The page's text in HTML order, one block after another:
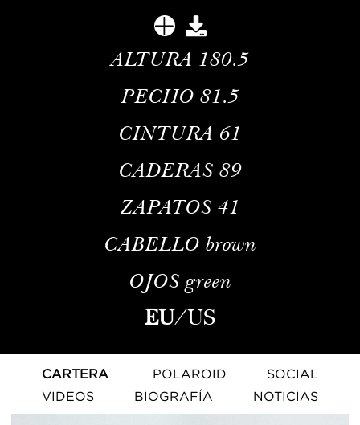
ALTURA 180.5
PECHO 81.5
CINTURA 61
CADERAS 89
ZAPATOS 41
CABELLO brown
OJOS green
EU/US
CARTERA POLAROID
SOCIAL
VIDEOS
BIOGRAFÍA NOTICIAS